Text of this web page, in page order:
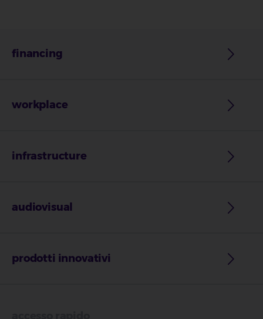
financing
workplace
infrastructure
audiovisual
prodotti innovativi